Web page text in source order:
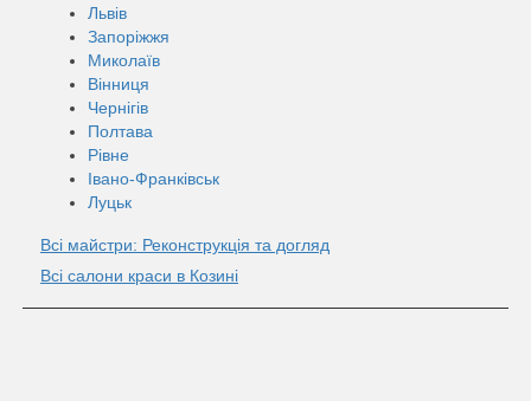
Львів
Запоріжжя
Миколаїв
Вінниця
Чернігів
Полтава
Рівне
Івано-Франківськ
Луцьк
Всі майстри: Реконструкція та догляд
Всі салони краси в Козині